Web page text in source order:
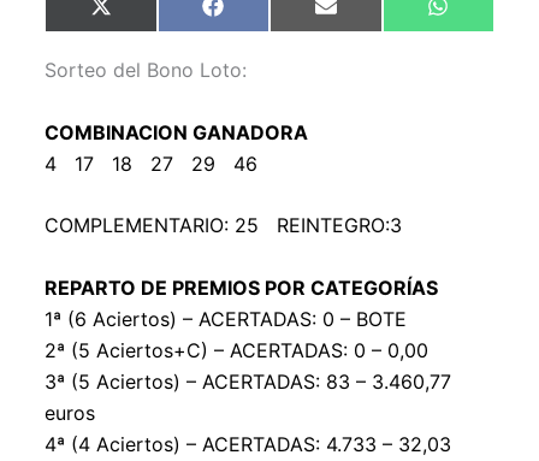
Compartir
en
X
(
w
i
e
)
Compartir
en
F
a
e
b
k
Compartir
en
E
m
Compartir
en
W
h
Sorteo del Bono Loto:
COMBINACION GANADORA
4 17 18 27 29 46
COMPLEMENTARIO: 25 REINTEGRO:3
REPARTO DE PREMIOS POR CATEGORÍAS
1ª (6 Aciertos) – ACERTADAS: 0 – BOTE
2ª (5 Aciertos+C) – ACERTADAS: 0 – 0,00
3ª (5 Aciertos) – ACERTADAS: 83 – 3.460,77
euros
4ª (4 Aciertos) – ACERTADAS: 4.733 – 32,03